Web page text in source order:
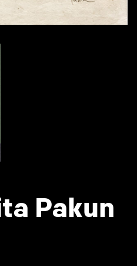
Pakun